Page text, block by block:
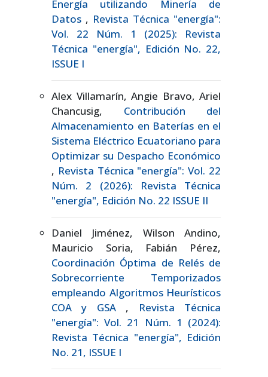
Energía utilizando Minería de
Datos , Revista Técnica "energía":
Vol. 22 Núm. 1 (2025): Revista
Técnica "energía", Edición No. 22,
ISSUE I
Alex Villamarín, Angie Bravo, Ariel
Chancusig, Contribución del
Almacenamiento en Baterías en el
Sistema Eléctrico Ecuatoriano para
Optimizar su Despacho Económico
, Revista Técnica "energía": Vol. 22
Núm. 2 (2026): Revista Técnica
"energía", Edición No. 22 ISSUE II
Daniel Jiménez, Wilson Andino,
Mauricio Soria, Fabián Pérez,
Coordinación Óptima de Relés de
Sobrecorriente Temporizados
empleando Algoritmos Heurísticos
COA y GSA ,
Revista Técnica
"energía": Vol. 21 Núm. 1 (2024):
Revista Técnica "energía", Edición
No. 21, ISSUE I